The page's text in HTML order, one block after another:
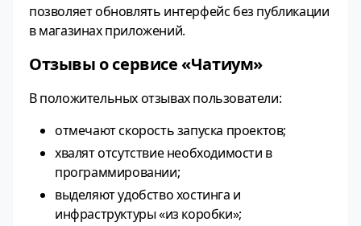
позволяет обновлять интерфейс без публикации
в магазинах приложений.
Отзывы о сервисе «Чатиум»
В положительных отзывах пользователи:
отмечают скорость запуска проектов;
хвалят отсутствие необходимости в
программировании;
выделяют удобство хостинга и
инфраструктуры «из коробки»;